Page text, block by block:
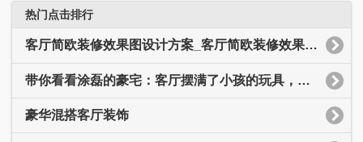
热门点击排行
客厅简欧装修效果图设计方案_客厅简欧装修效果图大全
带你看看涂磊的豪宅：客厅摆满了小孩的玩具，装修简约又温馨
豪华混搭客厅装饰